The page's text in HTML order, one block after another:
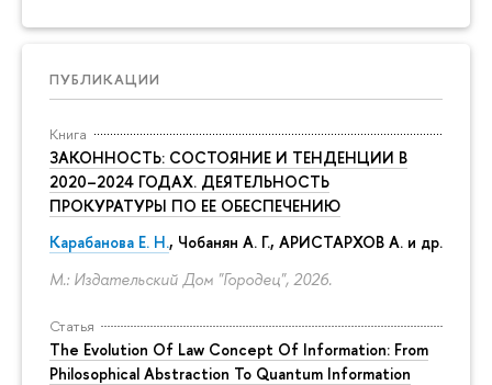
ПУБЛИКАЦИИ
Книга
ЗАКОННОСТЬ: СОСТОЯНИЕ И ТЕНДЕНЦИИ В
2020–2024 ГОДАХ. ДЕЯТЕЛЬНОСТЬ
ПРОКУРАТУРЫ ПО ЕЕ ОБЕСПЕЧЕНИЮ
Карабанова Е. Н., Чобанян А. Г., АРИСТАРХОВ А. и др.
М.: Издательский Дом "Городец", 2026.
Статья
The Evolution Of Law Concept Of Information: From
Philosophical Abstraction To Quantum Information